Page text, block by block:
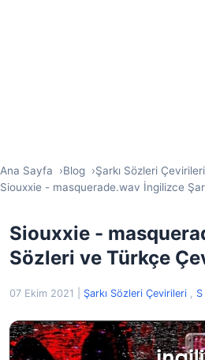
Ana Sayfa Blog
Şarkı Sözleri Çevirileri
Siouxxie - masquerade.wav İngilizce
Siouxxie -
Sözleri ve Türkçe
07 Ekim 2021 Şarkı Sözleri Çevirileri , S